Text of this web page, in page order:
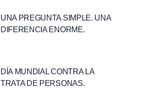
UNA PREGUNTA SIMPLE. UNA
DIFERENCIA ENORME.
DÍA MUNDIAL CONTRA LA
TRATA DE PERSONAS.